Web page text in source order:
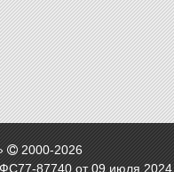
2000-2026
87740 от 09 июля 2024